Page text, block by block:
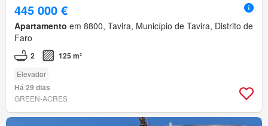
445 000 €
Apartamento em 8800, Tavira, Município de Tavira, Distrito de
Faro
2 125 m²
Elevador
Há 29 dias
GREEN-ACRES